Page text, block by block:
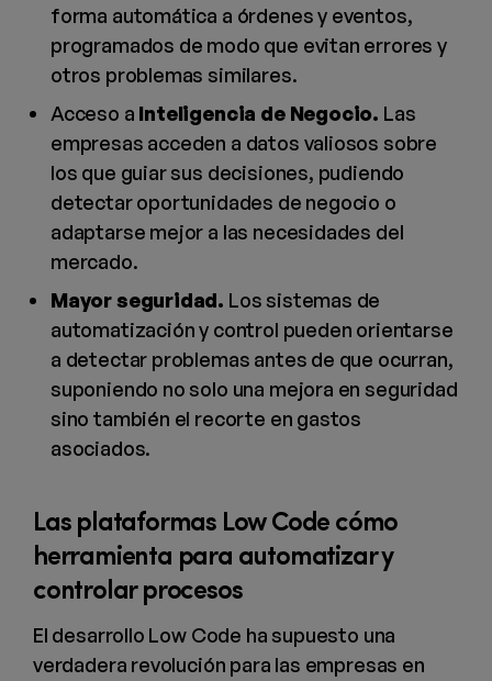
forma automática a órdenes y eventos,
programados de modo que evitan errores y
otros problemas similares.
Acceso a Inteligencia de Negocio. Las
empresas acceden a datos valiosos sobre
los que guiar sus decisiones, pudiendo
detectar oportunidades de negocio o
adaptarse mejor a las necesidades del
mercado.
Mayor seguridad. Los sistemas de
automatización y control pueden orientarse
a detectar problemas antes de que ocurran,
suponiendo no solo una mejora en seguridad
sino también el recorte en gastos
asociados.
Las plataformas Low Code cómo
herramienta para automatizar y
controlar procesos
El desarrollo Low Code ha supuesto una
verdadera revolución para las empresas en